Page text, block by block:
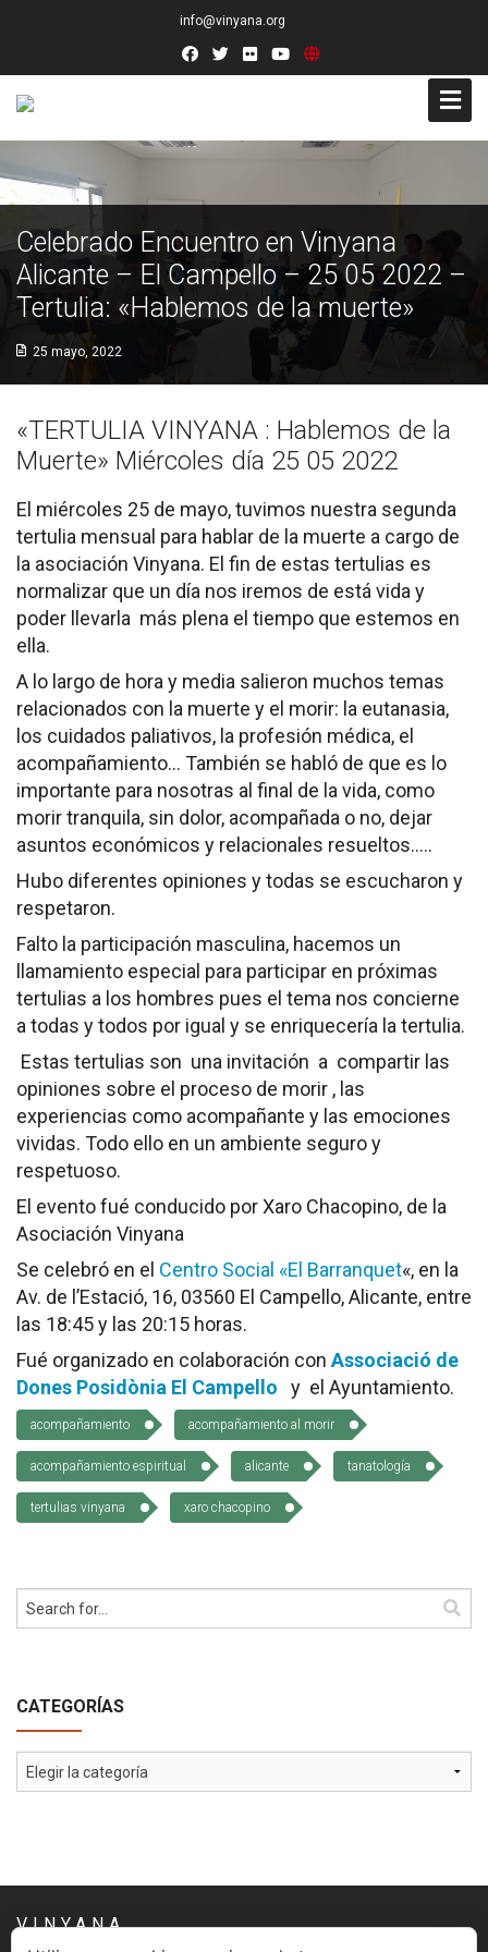
info@vinyana.org
Socios Fundadores
Junta Directiva
Presidencia de Honor
Docentes
Socios de Número
Socios Colaboradores
Colaboramos con
Formaciones
Realizadas
Acompañamiento
Noticias
Vídeos
Contacto
Cómo Colaborar
Celebrado Encuentro en Vinyana
Alicante – El Campello – 25 05 2022 –
Tertulia: «Hablemos de la muerte»
25 mayo, 2022
«TERTULIA VINYANA : Hablemos de la
Muerte» Miércoles día 25 05 2022
El miércoles 25 de mayo, tuvimos nuestra segunda
tertulia mensual para hablar de la muerte a cargo de
la asociación Vinyana. El fin de estas tertulias es
normalizar que un día nos iremos de está vida y
poder llevarla más plena el tiempo que estemos en
ella.
A lo largo de hora y media salieron muchos temas
relacionados con la muerte y el morir: la eutanasia,
los cuidados paliativos, la profesión médica, el
acompañamiento… También se habló de que es lo
importante para nosotras al final de la vida, como
morir tranquila, sin dolor, acompañada o no, dejar
asuntos económicos y relacionales resueltos…..
Hubo diferentes opiniones y todas se escucharon y
respetaron.
Falto la participación masculina, hacemos un
llamamiento especial para participar en próximas
tertulias a los hombres pues el tema nos concierne
a todas y todos por igual y se enriquecería la tertulia.
Estas tertulias son una invitación a compartir las
opiniones sobre el proceso de morir , las
experiencias como acompañante y las emociones
vividas. Todo ello en un ambiente seguro y
respetuoso.
El evento fué conducido por Xaro Chacopino, de la
Asociación Vinyana
Se celebró en el Centro Social «El Barranquet«, en la
Av. de l’Estació, 16, 03560 El Campello, Alicante, entre
las 18:45 y las 20:15 horas.
Fué organizado en colaboración con Associació de
Dones Posidònia El Campello
y el Ayuntamiento.
acompañamiento acompañamiento al morir
acompañamiento espiritual alicante tanatología
tertulias vinyana xaro chacopino
CATEGORÍAS
Categorías
VINYANA